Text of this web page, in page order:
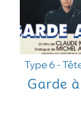
Type 6 -
Garde